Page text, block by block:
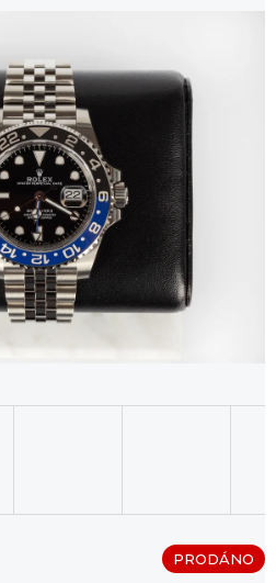
PRODÁNO